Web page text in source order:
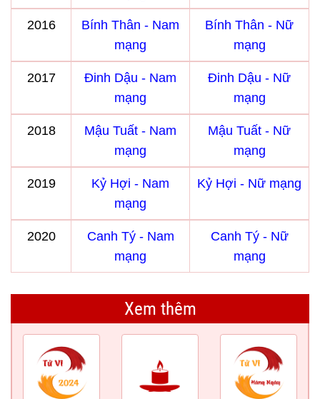
2016
Bính Thân - Nam
mạng
Bính Thân - Nữ
mạng
2017
Đinh Dậu - Nam
mạng
Đinh Dậu - Nữ
mạng
2018
Mậu Tuất - Nam
mạng
Mậu Tuất - Nữ
mạng
2019
Kỷ Hợi - Nam
mạng
Kỷ Hợi - Nữ mạng
2020
Canh Tý - Nam
mạng
Canh Tý - Nữ
mạng
Xem thêm